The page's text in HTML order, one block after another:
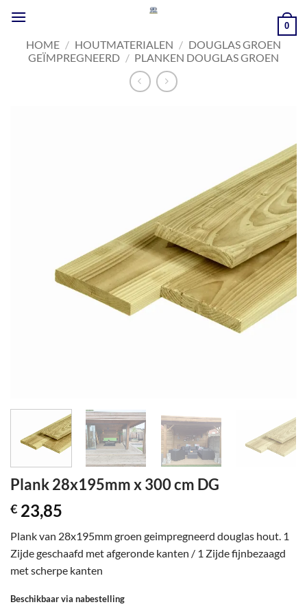
naar
inhoud
0
HOME / HOUTMATERIALEN / DOUGLAS GROEN
GEÏMPREGNEERD / PLANKEN DOUGLAS GROEN
Plank 28x195mm x 300 cm DG
€ 23,85
Plank van 28x195mm groen geimpregneerd douglas hout. 1
Zijde geschaafd met afgeronde kanten / 1 Zijde fijnbezaagd
met scherpe kanten
Beschikbaar via nabestelling